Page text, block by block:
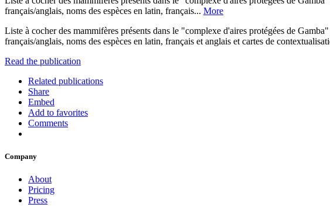
français/anglais, noms des espèces en latin, français... More
Liste à cocher des mammifères présents dans le "complexe d'aires protégées de
français/anglais, noms des espèces en latin, français et anglais et cartes de
Read the publication
Related publications
Share
Embed
Add to favorites
Comments
Company
About
Pricing
Press